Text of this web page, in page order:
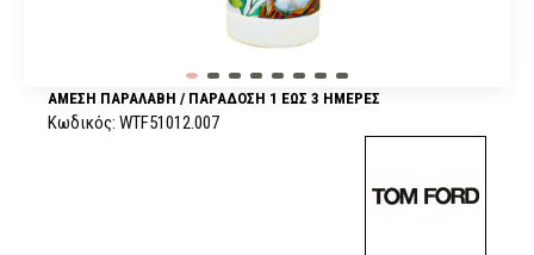
ΆΜΕΣΗ ΠΑΡΑΛΑΒΉ / ΠΑΡΆΔOΣΗ 1 ΈΩΣ 3 ΗΜΈΡΕΣ
Κωδικός: WTF51012.007